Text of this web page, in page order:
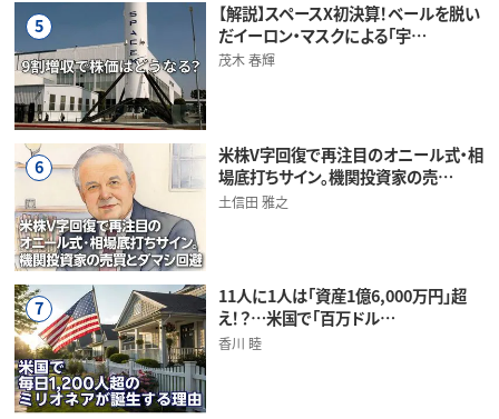
5
【解説】スペースX初決算！ベールを脱い
だイーロン・マスクによる「宇…
茂木 春輝
6
米株V字回復で再注目のオニール式・相
場底打ちサイン。機関投資家の売…
土信田 雅之
7
11人に1人は「資産1億6,000万円」超
え！？…米国で「百万ドル…
香川 睦